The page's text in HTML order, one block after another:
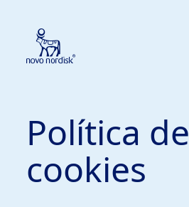
Política de
cookies